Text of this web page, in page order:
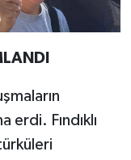
erdi. Fındıklı